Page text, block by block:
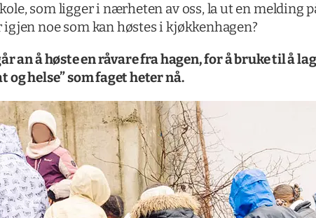
som ligger i nærheten av oss, la ut en melding
noe som kan høstes i kjøkkenhagen?
an å høste en råvare fra hagen, for å bruke til å
og helse” som faget heter nå.